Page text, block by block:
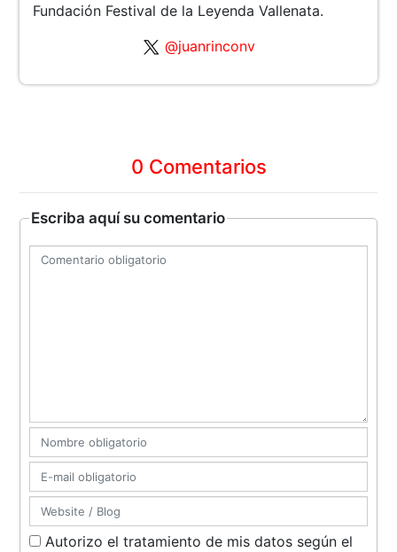
Fundación Festival de la Leyenda Vallenata.
@juanrinconv
0 Comentarios
Escriba aquí su comentario
Autorizo el tratamiento de mis datos según el